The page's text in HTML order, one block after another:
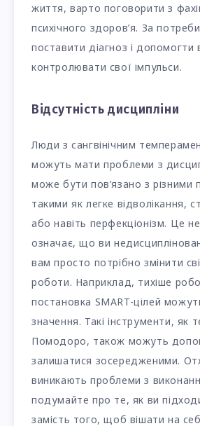
життя, варто поговорити з
психічного здоров’я. За
поставити діагноз і допомогти
контролювати свої імпульси.
Відсутність дисципліни
Люди з сангвінічним
можуть мати проблеми з
може бути пов’язано з різними
такими як легке відволікання,
або навіть перфекціонізм. Це
означає, що ви
вам просто потрібно змінити
роботи. Наприклад, тихіше
постановка SMART-цілей
значення. Такі інструменти, як
Помодоро, також можуть
залишатися зосередженими.
виникають проблеми з
подумайте про те, як ви
замість того, щоб вішати на